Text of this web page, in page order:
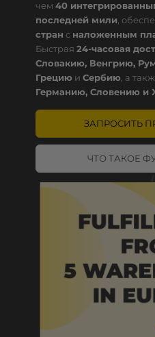
чем 40
последней мили,
стран с наложенным
Быстрая 24-часовая
Словакию, Венгрию,
Грецию и Сербию, а
Германию, Словению и
ЗАПРОСИТЬ
ЧТО ТАКОЕ